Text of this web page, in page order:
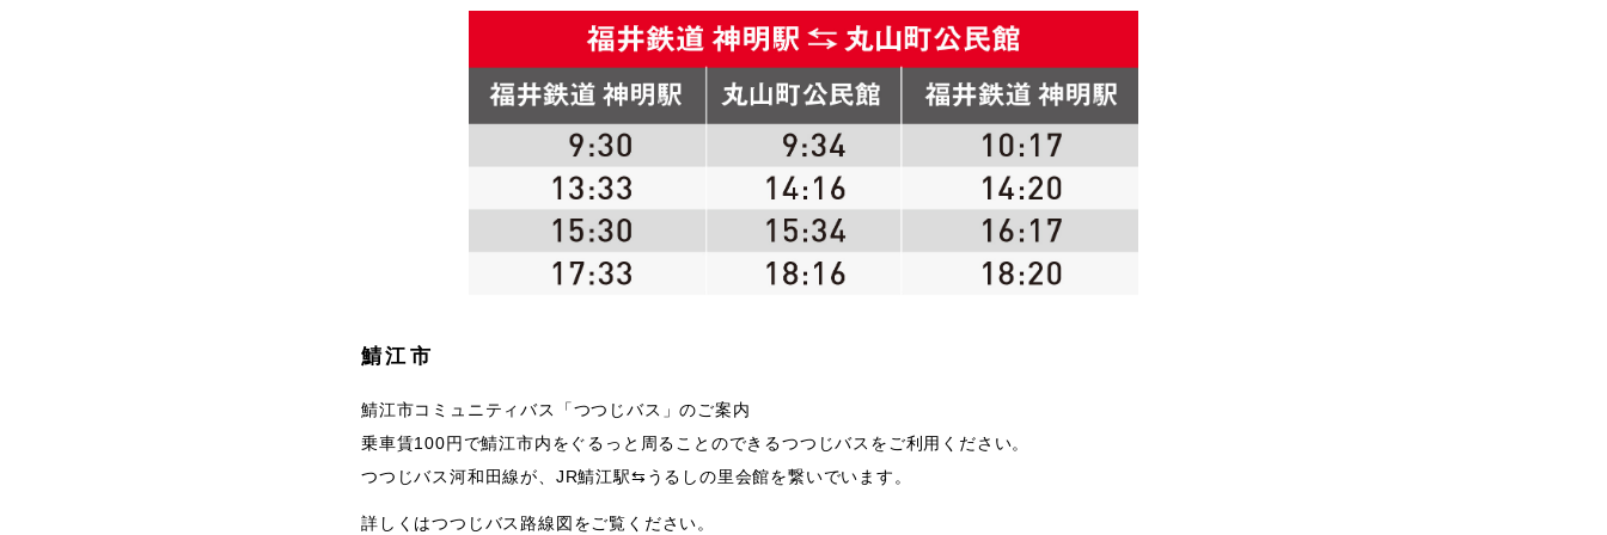
鯖江市
鯖江市コミュニティバス「つつじバス」のご案内
乗車賃100円で鯖江市内をぐるっと周ることのできるつつじバスをご利用ください。
つつじバス河和田線が、JR鯖江駅⇆うるしの里会館を繋いでいます。
詳しくはつつじバス路線図をご覧ください。